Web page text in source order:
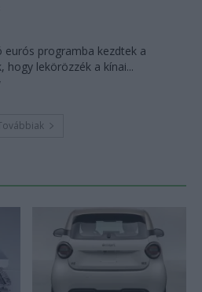
eurós programba kezdtek a
hogy lekörözzék a kínai...